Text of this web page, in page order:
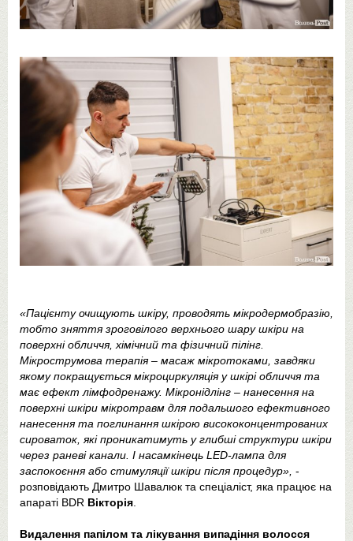
«Пацієнту очищують шкіру, проводять мікродермобразію,
тобто зняття зроговілого верхнього шару шкіри на
поверхні обличчя, хімічний та фізичний пілінг.
Мікрострумова терапія – масаж мікротоками, завдяки
якому покращується мікроциркуляція у шкірі обличчя та
має ефект лімфодренажу. Мікронідлінг – нанесення на
поверхні шкіри мікротравм для подальшого ефективного
нанесення та поглинання шкірою висококонцентрованих
сироваток, які проникатимуть у глибші структури шкіри
через раневі канали. І насамкінець LED-лампа для
заспокоєння або стимуляції шкіри після процедур», -
розповідають Дмитро Шавалюк та спеціаліст, яка працює на
апараті BDR Вікторія
Видалення папілом та лікування випадіння волосся